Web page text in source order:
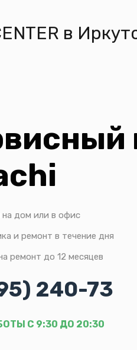
дом или в офис
и ремонт в течение дня
ремонт до 12 месяцев
240-73
С 9:30 ДО 20:30